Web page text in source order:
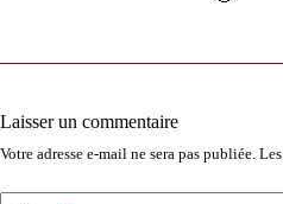
Laisser un commentaire
Votre adresse e-mail ne sera pas publiée.